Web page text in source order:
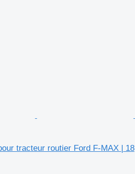
tracteur routier Ford F-MAX | 18